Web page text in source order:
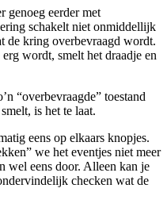
genoeg eerder met
schakelt niet onmiddellijk
de kring overbevraagd wordt.
wordt, smelt het draadje en
“overbevraagde” toestand
is het te laat.
eens op elkaars knopjes.
we het eventjes niet meer
wel eens door. Alleen kan je
checken wat de